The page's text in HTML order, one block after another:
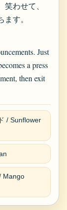
わせて、
す。
Just
a press
then exit
/ Sunflower
Mango